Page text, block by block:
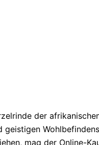
der
mag der Online-